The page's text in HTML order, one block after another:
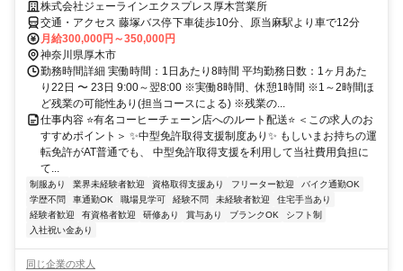
株式会社ジェーラインエクスプレス厚木営業所
交通・アクセス 藤塚バス停下車徒歩10分、原当麻駅より車で12分
月給300,000円～350,000円
神奈川県厚木市
勤務時間詳細 実働時間：1日あたり8時間 平均勤務日数：1ヶ月あた
り22日 〜 23日 9:00～翌8:00 ※実働8時間、休憩1時間 ※1～2時間ほ
ど残業の可能性あり(担当コースによる) ※残業の...
仕事内容 ⭐有名コーヒーチェーン店へのルート配送⭐ ＜この求⼈のお
すすめポイント＞ ✨中型免許取得⽀援制度あり✨ もしいまお持ちの運
転免許がAT普通でも、 中型免許取得⽀援を利⽤して当社費⽤負担に
て...
制服あり 業界未経験者歓迎 資格取得支援あり フリーター歓迎
バイク通勤OK
学歴不問
車通勤OK 職場見学可 経験不問 未経験者歓迎
住宅手当あり
経験者歓迎
有資格者歓迎 研修あり 賞与あり ブランクOK
シフト制
入社祝い金あり
同じ企業の求人